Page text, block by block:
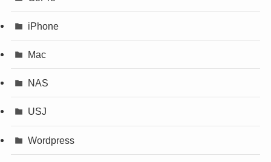
iPhone
Mac
NAS
USJ
Wordpress